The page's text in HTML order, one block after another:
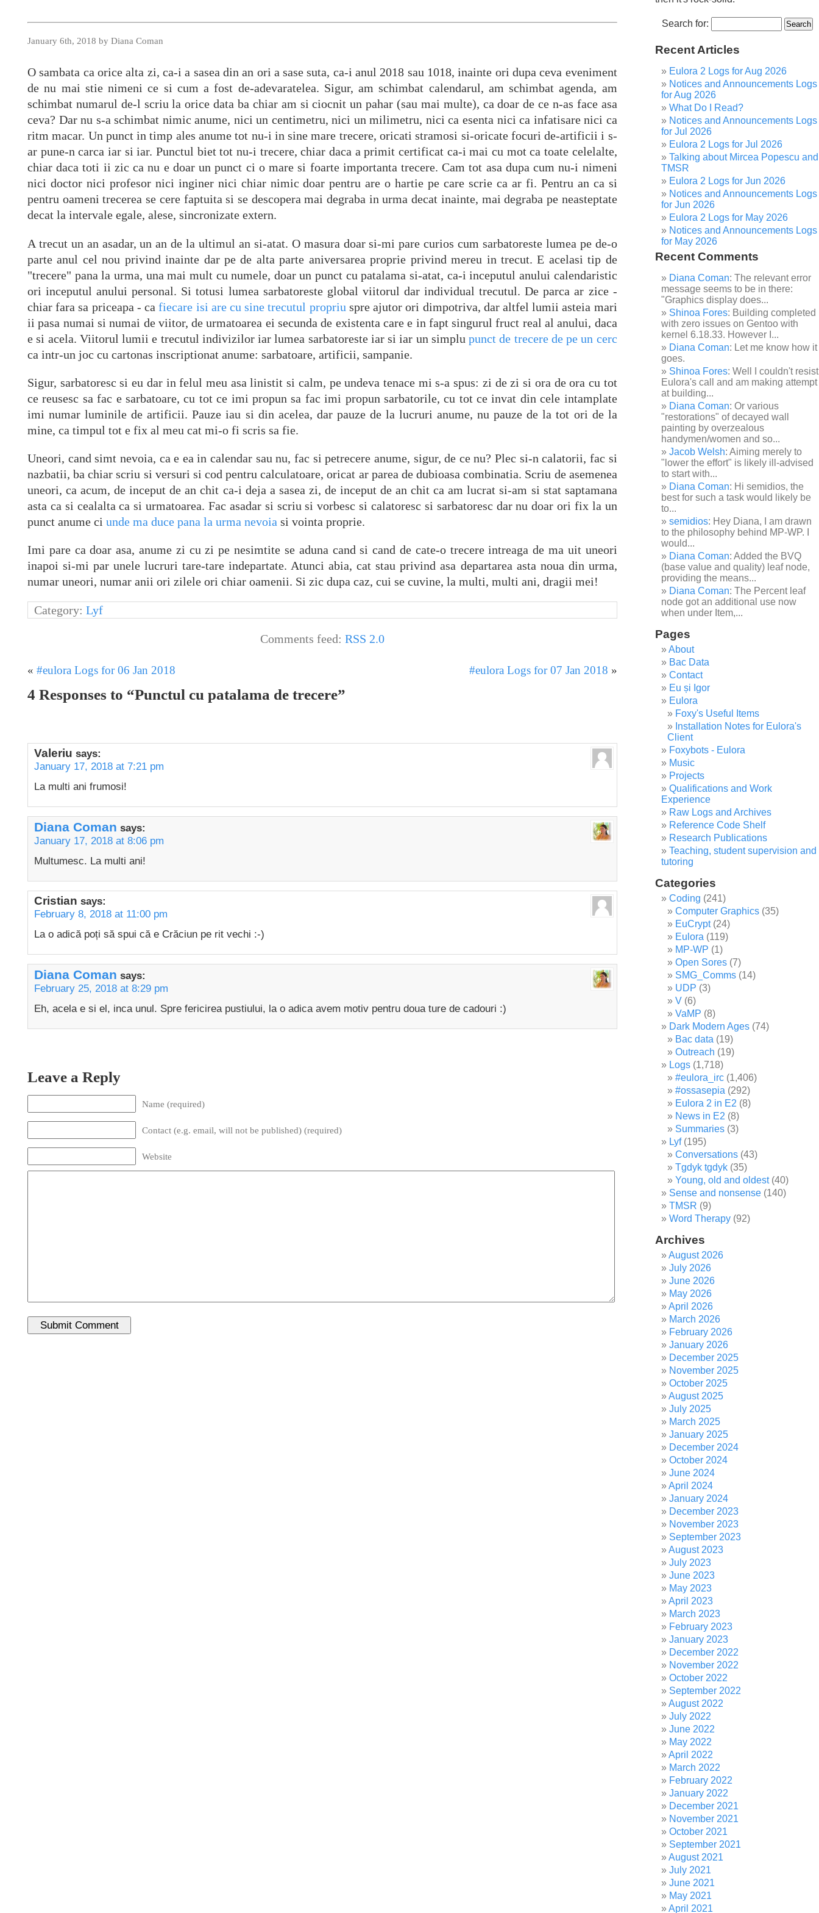
January 6th, 2018 by Diana Coman
O sambata ca orice alta zi, ca-i a sasea din an ori a sase suta, ca-i anul 2018 sau 1018, inainte ori dupa ceva eveniment
de nu mai stie nimeni ce si cum a fost de-adevaratelea. Sigur, am schimbat calendarul, am schimbat agenda, am
schimbat numarul de-l scriu la orice data ba chiar am si ciocnit un pahar (sau mai multe), ca doar de ce n-as face asa
ceva? Dar nu s-a schimbat nimic anume, nici un centimetru, nici un milimetru, nici ca esenta nici ca infatisare nici ca
ritm macar. Un punct in timp ales anume tot nu-i in sine mare trecere, oricati stramosi si-oricate focuri de-artificii i s-
ar pune-n carca iar si iar. Punctul biet tot nu-i trecere, chiar daca a primit certificat ca-i mai cu mot ca toate celelalte,
chiar daca toti ii zic ca nu e doar un punct ci o mare si foarte importanta trecere. Cam tot asa dupa cum nu-i nimeni
nici doctor nici profesor nici inginer nici chiar nimic doar pentru are o hartie pe care scrie ca ar fi. Pentru an ca si
pentru oameni trecerea se cere faptuita si se descopera mai degraba in urma decat inainte, mai degraba pe neasteptate
decat la intervale egale, alese, sincronizate extern.
A trecut un an asadar, un an de la ultimul an si-atat. O masura doar si-mi pare curios cum sarbatoreste lumea pe de-o
parte anul cel nou privind inainte dar pe de alta parte aniversarea proprie privind mereu in trecut. E acelasi tip de
"trecere" pana la urma, una mai mult cu numele, doar un punct cu patalama si-atat, ca-i inceputul anului calendaristic
ori inceputul anului personal. Si totusi lumea sarbatoreste global viitorul dar individual trecutul. De parca ar zice -
chiar fara sa priceapa - cafiecare isi are cu sine trecutul propriu spre ajutor ori dimpotriva, dar altfel lumii asteia mari
ii pasa numai si numai de viitor, de urmatoarea ei secunda de existenta care e in fapt singurul fruct real al anului, daca
e si acela. Viitorul lumii e trecutul indivizilor iar lumea sarbatoreste iar si iar un simplupunct de trecere de pe un cerc
ca intr-un joc cu cartonas inscriptionat anume: sarbatoare, artificii, sampanie.
Sigur, sarbatoresc si eu dar in felul meu asa linistit si calm, pe undeva tenace mi s-a spus: zi de zi si ora de ora cu tot
ce reusesc sa fac e sarbatoare, cu tot ce imi propun sa fac imi propun sarbatorile, cu tot ce invat din cele intamplate
imi numar luminile de artificii. Pauze iau si din acelea, dar pauze de la lucruri anume, nu pauze de la tot ori de la
mine, ca timpul tot e fix al meu cat mi-o fi scris sa fie.
Uneori, cand simt nevoia, ca e ea in calendar sau nu, fac si petrecere anume, sigur, de ce nu? Plec si-n calatorii, fac si
nazbatii, ba chiar scriu si versuri si cod pentru calculatoare, oricat ar parea de dubioasa combinatia. Scriu de asemenea
uneori, ca acum, de inceput de an chit ca-i deja a sasea zi, de inceput de an chit ca am lucrat si-am si stat saptamana
asta ca si cealalta ca si urmatoarea. Fac asadar si scriu si vorbesc si calatoresc si sarbatoresc dar nu doar ori fix la un
punct anume ci unde ma duce pana la urma nevoia si vointa proprie.
Imi pare ca doar asa, anume zi cu zi pe nesimtite se aduna cand si cand de cate-o trecere intreaga de ma uit uneori
inapoi si-mi par unele lucruri tare-tare indepartate. Atunci abia, cat stau privind asa departarea asta noua din urma,
numar uneori, numar anii ori zilele ori chiar oamenii. Si zic dupa caz, cui se cuvine, la multi, multi ani, dragii mei!
Category: Lyf
Comments feed: RSS 2.0
« #eulora Logs for 06 Jan 2018 #eulora Logs for 07 Jan 2018 »
4 Responses to “Punctul cu patalama de trecere”
Valeriu says:
January 17, 2018 at 7:21 pm
La multi ani frumosi!
Diana Coman says:
January 17, 2018 at 8:06 pm
Multumesc. La multi ani!
Cristian says:
February 8, 2018 at 11:00 pm
La o adică poți să spui că e Crăciun pe rit vechi :-)
Diana Coman says:
February 25, 2018 at 8:29 pm
Eh, acela e si el, inca unul. Spre fericirea pustiului, la o adica avem motiv pentru doua ture de cadouri :)
Leave a Reply
Name (required)
Contact (e.g. email, will not be published) (required)
Website
Search for:
Recent Articles
Eulora 2 Logs for Aug 2026
Notices and Announcements Logs
for Aug 2026
What Do I Read?
Notices and Announcements Logs
for Jul 2026
Eulora 2 Logs for Jul 2026
Talking about Mircea Popescu and
TMSR
Eulora 2 Logs for Jun 2026
Notices and Announcements Logs
for Jun 2026
Eulora 2 Logs for May 2026
Notices and Announcements Logs
for May 2026
Recent Comments
Diana Coman: The relevant error
message seems to be in there:
"Graphics display does...
Shinoa Fores: Building completed
with zero issues on Gentoo with
kernel 6.18.33. However I...
Diana Coman: Let me know how it
goes.
Shinoa Fores: Well I couldn't resist
Eulora's call and am making attempt
at building...
Diana Coman: Or various
"restorations" of decayed wall
painting by overzealous
handymen/women and so...
Jacob Welsh: Aiming merely to
"lower the effort" is likely ill-advised
to start with...
Diana Coman: Hi semidios, the
best for such a task would likely be
to...
semidios: Hey Diana, I am drawn
to the philosophy behind MP-WP. I
would...
Diana Coman: Added the BVQ
(base value and quality) leaf node,
providing the means...
Diana Coman: The Percent leaf
node got an additional use now
when under Item,...
Pages
About
Bac Data
Contact
Eu și Igor
Eulora
Foxy's Useful Items
Installation Notes for Eulora's
Client
Foxybots - Eulora
Music
Projects
Qualifications and Work
Experience
Raw Logs and Archives
Reference Code Shelf
Research Publications
Teaching, student supervision and
tutoring
Categories
Coding (241)
Computer Graphics (35)
EuCrypt(24)
Eulora (119)
MP-WP (1)
Open Sores (7)
SMG_Comms (14)
UDP (3)
V (6)
VaMP (8)
Dark Modern Ages (74)
Bac data (19)
Outreach (19)
Logs (1,718)
#eulora_irc (1,406)
#ossasepia (292)
Eulora 2 in E2 (8)
News in E2 (8)
Summaries (3)
Lyf(195)
Conversations (43)
Tgdyk tgdyk (35)
Young, old and oldest(40)
Sense and nonsense (140)
TMSR (9)
Word Therapy (92)
Archives
August 2026
July 2026
June 2026
May 2026
April 2026
March 2026
February 2026
January 2026
December 2025
November 2025
October 2025
August 2025
July 2025
March 2025
January 2025
December 2024
October 2024
June 2024
April 2024
January 2024
December 2023
November 2023
September 2023
August 2023
July 2023
June 2023
May 2023
April 2023
March 2023
February 2023
January 2023
December 2022
November 2022
October 2022
September 2022
August 2022
July 2022
June 2022
May 2022
April 2022
March 2022
February 2022
January 2022
December 2021
November 2021
October 2021
September 2021
August 2021
July 2021
June 2021
May 2021
April 2021